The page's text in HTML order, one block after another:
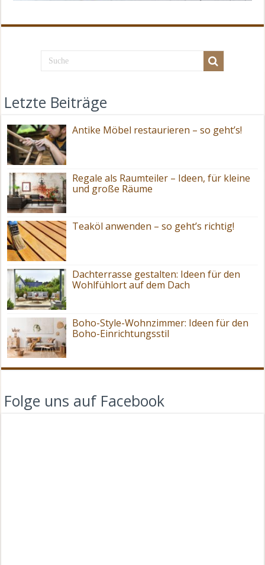
Letzte Beiträge
Antike Möbel restaurieren – so geht’s!
Regale als Raumteiler – Ideen, für kleine
und große Räume
Teaköl anwenden – so geht’s richtig!
Dachterrasse gestalten: Ideen für den
Wohlfühlort auf dem Dach
Boho-Style-Wohnzimmer: Ideen für den
Boho-Einrichtungsstil
Folge uns auf Facebook